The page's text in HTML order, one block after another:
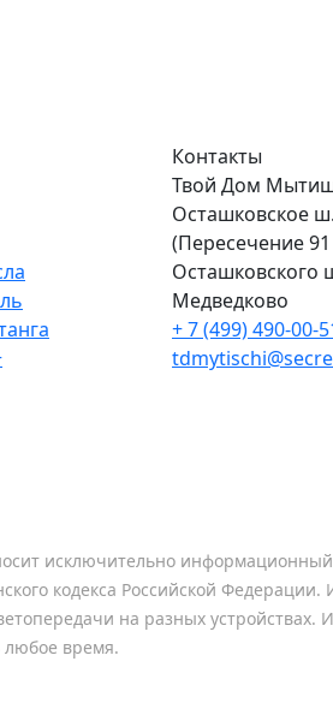
Контакты
Твой Дом
Осташковское
(Пересечение
Осташковского
Медведково
+ 7 (499) 490-00-
исключительно информационный
кодекса Российской Федерации.
на разных
любое время.